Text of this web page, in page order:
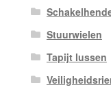
Stuurwielen
Tapijt lussen